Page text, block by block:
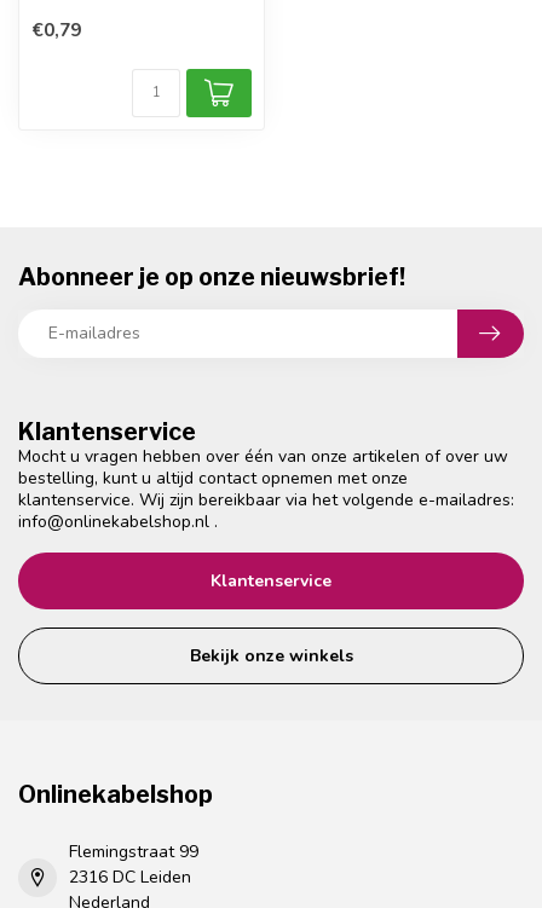
bevestiging: sold...
€0,79
Klantenservice
Mocht u vragen hebben over één van onze artikelen of over uw
bestelling, kunt u altijd contact opnemen met onze
klantenservice. Wij zijn bereikbaar via het volgende e-mailadres:
info@onlinekabelshop.nl .
Klantenservice
Bekijk onze winkels
Abonneer je op onze nieuwsbrief!
Onlinekabelshop
Flemingstraat 99
2316 DC Leiden
Nederland